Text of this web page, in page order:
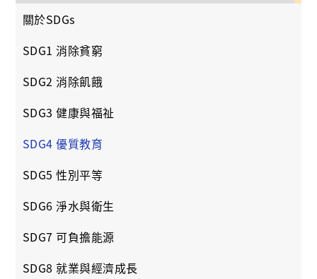
關於SDGs
SDG1 消除貧窮
SDG2 消除飢餓
SDG3 健康與福祉
SDG4 優質教育
SDG5 性別平等
SDG6 淨水與衛生
SDG7 可負擔能源
SDG8 就業與經濟成長